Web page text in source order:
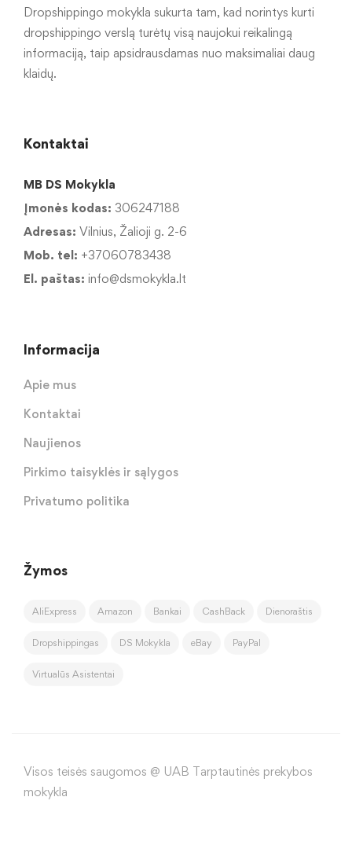
Dropshippingo mokykla sukurta tam, kad norintys kurti
dropshippingo verslą turėtų visą naujokui reikalingą
informaciją, taip apsidrausdamas nuo maksimaliai daug
klaidų.
Kontaktai
MB DS Mokykla
Įmonės kodas: 306247188
Adresas: Vilnius, Žalioji g. 2-6
Mob. tel: +37060783438
El. paštas: info@dsmokykla.lt
Informacija
Apie mus
Kontaktai
Naujienos
Pirkimo taisyklės ir sąlygos
Privatumo politika
Žymos
AliExpress Amazon Bankai CashBack Dienoraštis
Dropshippingas DS Mokykla eBay PayPal
Virtualūs Asistentai
Visos teisės saugomos @ UAB Tarptautinės prekybos
mokykla